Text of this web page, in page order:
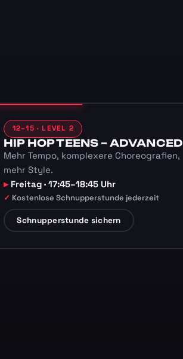
12–15 · LEVEL 2
HIP HOP TEENS – ADVANCED
Mehr Tempo, komplexere Choreografien,
mehr Style.
Freitag · 17:45–18:45 Uhr
Kostenlose Schnupperstunde jederzeit
Schnupperstunde sichern